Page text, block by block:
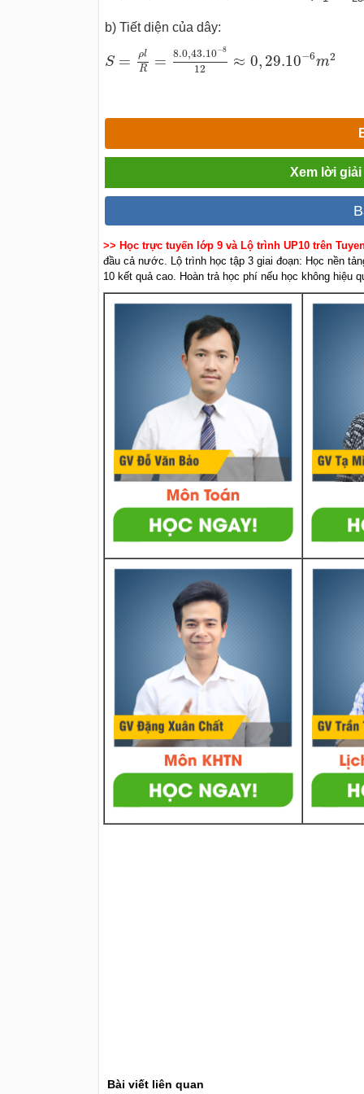
b) Tiết diện của dây:
S = ρl
R
= 8.0,43.10−8
12 ≈ 0, 29.10−6m2
R 8.0 43.10−
Xem lời giải
>> Học trực tuyến lớp 9 và Lộ trình UP10 trên
đầu cả nước. Lộ trình học tập 3 giai đoạn: Học nền
10 kết quả cao. Hoàn trả học phí nếu học không hiệu
Bài viết liên quan